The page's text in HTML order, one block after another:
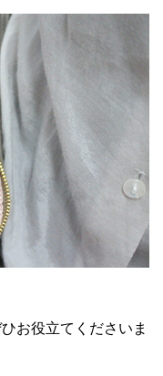
お役立てくださいま